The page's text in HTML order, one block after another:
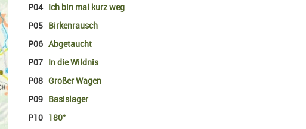
P04 Ich bin mal kurz weg
P05 Birkenrausch
P06Abgetaucht
P07 In die Wildnis
P08Großer Wagen
P09 Basislager
P10 180°